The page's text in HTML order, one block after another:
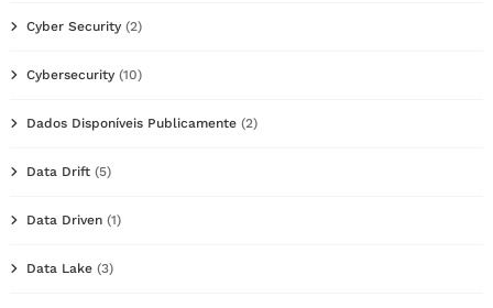
Cyber Security (2)
Cybersecurity (10)
Dados Disponíveis Publicamente (2)
Data Drift (5)
Data Driven (1)
Data Lake (3)